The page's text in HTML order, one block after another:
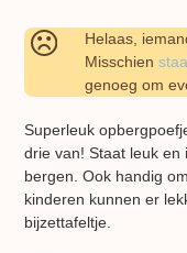
Helaas,
Misschien
genoeg om
Superleuk
drie van! Staat leuk
bergen. Ook handig
kinderen kunnen er
bijzettafeltje.